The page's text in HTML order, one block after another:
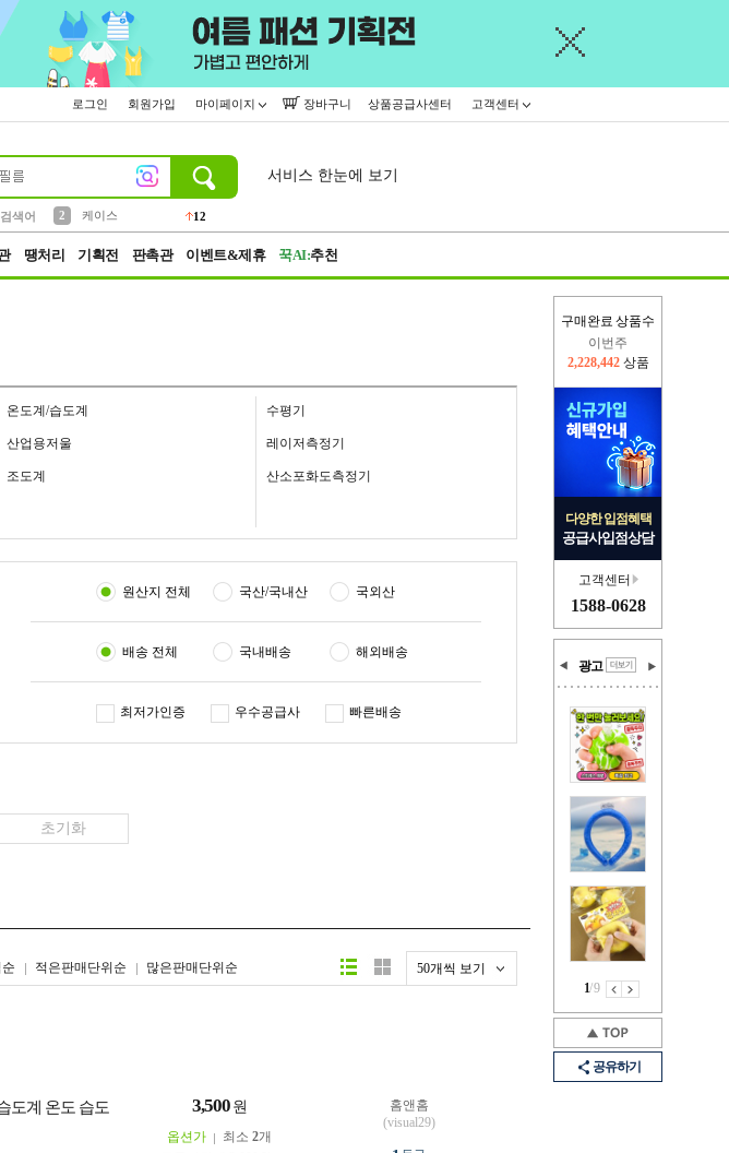
로그인 회원가입 마이페이지 장바구니 상품공급사센터 고객센터
색어
2
케이스
12
서비스 한눈에 보기
땡처리 기획전 판촉관 이벤트&제휴 꾹AI:추천
구매완료 상품수
이번주
2,228,442 상품
다양한 입점혜택
공급사입점상담
고객센터
1588-0628
광고
1/9
공유하기
온도계/습도계 수평기
산업용저울 레이저측정기
조도계 산소포화도측정기
원산지 전체 국산/국내산 국외산
배송 전체 국내배송 해외배송
최저가인증 우수공급사 빠른배송
적은판매단위순 많은판매단위순 50개씩 보기
도계 온도 습도
3,500 원
옵션가 최소 2개
홈앤홈
(visual29)